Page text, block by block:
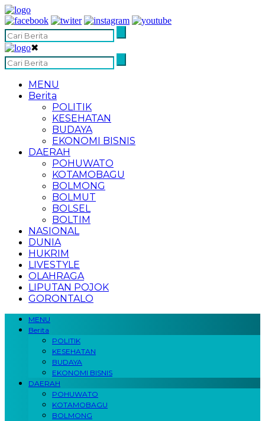
✖
MENU
Berita
POLITIK
KESEHATAN
BUDAYA
EKONOMI BISNIS
DAERAH
POHUWATO
KOTAMOBAGU
BOLMONG
BOLMUT
BOLSEL
BOLTIM
NASIONAL
DUNIA
HUKRIM
LIVESTYLE
OLAHRAGA
LIPUTAN POJOK
GORONTALO
MENU
Berita
POLITIK
KESEHATAN
BUDAYA
EKONOMI BISNIS
DAERAH
POHUWATO
KOTAMOBAGU
BOLMONG